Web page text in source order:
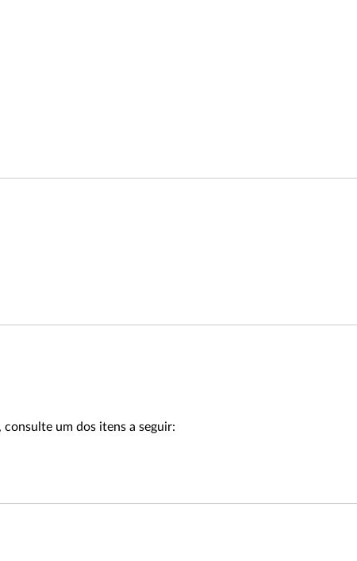
consulte um dos itens a seguir: